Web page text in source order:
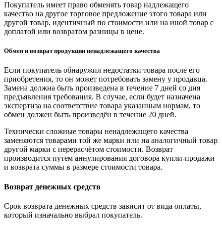
Покупатель имеет право обменять товар надлежащего
качество на другое торговое предложение этого товара или
другой товар, идентичный по стоимости или на иной товар с
доплатой или возвратом разницы в цене.
Обмен и возврат продукции ненадлежащего качества
Если покупатель обнаружил недостатки товара после его
приобретения, то он может потребовать замену у продавца.
Замена должна быть произведена в течение 7 дней со дня
предъявления требования. В случае, если будет назначена
экспертиза на соответствие товара указанным нормам, то
обмен должен быть произведён в течение 20 дней.
Технически сложные товары ненадлежащего качества
заменяются товарами той же марки или на аналогичный товар
другой марки с перерасчётом стоимости. Возврат
производится путем аннулирования договора купли-продажи
и возврата суммы в размере стоимости товара.
Возврат денежных средств
Срок возврата денежных средств зависит от вида оплаты,
который изначально выбрал покупатель.